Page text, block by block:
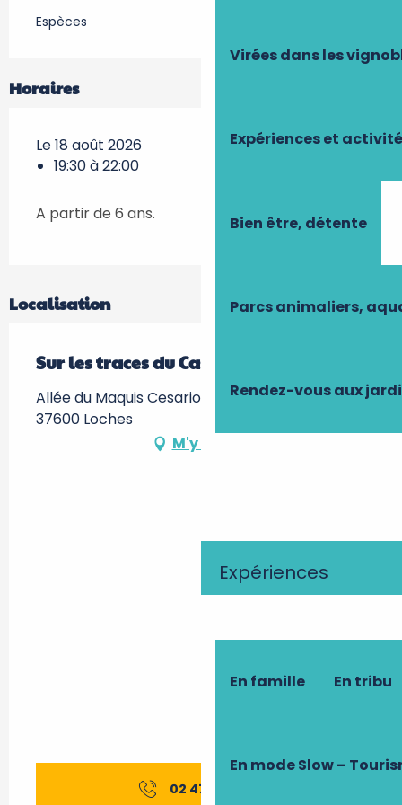
Virées dans les
Expériences et
Bien être, détente
Parcs animaliers,
Rendez-vous aux
Expériences
En famille En tribu
En mode Slow –
Espèces
Horaires
Le 18 août 2026
19:30 à 22:00
A partir de 6 ans.
Localisation
Sur les traces du Castor
Allée du Maquis Cesario, les prairies du Roy -,
37600 Loches
M'y rendre
02 47 91 82